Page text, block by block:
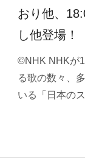
おり他、
し他登場
©NHK NHKが
る歌の数々、
いる「日本の